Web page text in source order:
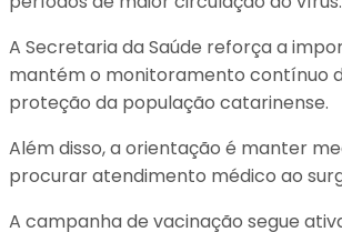
A Secretaria da Saúde reforça a
mantém o monitoramento contínuo
proteção da população catarinense.
Além disso, a orientação é manter
procurar atendimento médico ao
A campanha de vacinação segue